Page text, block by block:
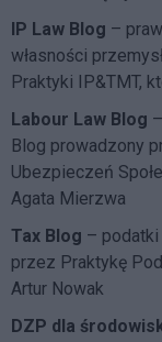
IP Law Blog –
własności
Praktyki IP&TMT,
Labour Law Blog
Blog prowadzony
Ubezpieczeń
Agata Mierzwa
Tax Blog – podatki
przez Praktykę
Artur Nowak
DZP dla